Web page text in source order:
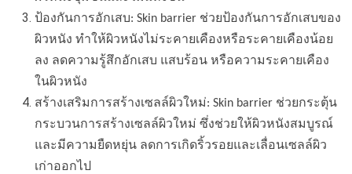
ป้องกันการอักเสบ: Skin barrier ช่วยป้องกันการอักเสบของ
ผิวหนัง ทำให้ผิวหนังไม่ระคายเคืองหรือระคายเคืองน้อย
ลง ลดความรู้สึกอักเสบ แสบร้อน หรือความระคายเคือง
ในผิวหนัง
สร้างเสริมการสร้างเซลล์ผิวใหม่: Skin barrier ช่วยกระตุ้น
กระบวนการสร้างเซลล์ผิวใหม่ ซึ่งช่วยให้ผิวหนังสมบูรณ์
และมีความยืดหยุ่น ลดการเกิดริ้วรอยและเลื่อนเซลล์ผิว
เก่าออกไป